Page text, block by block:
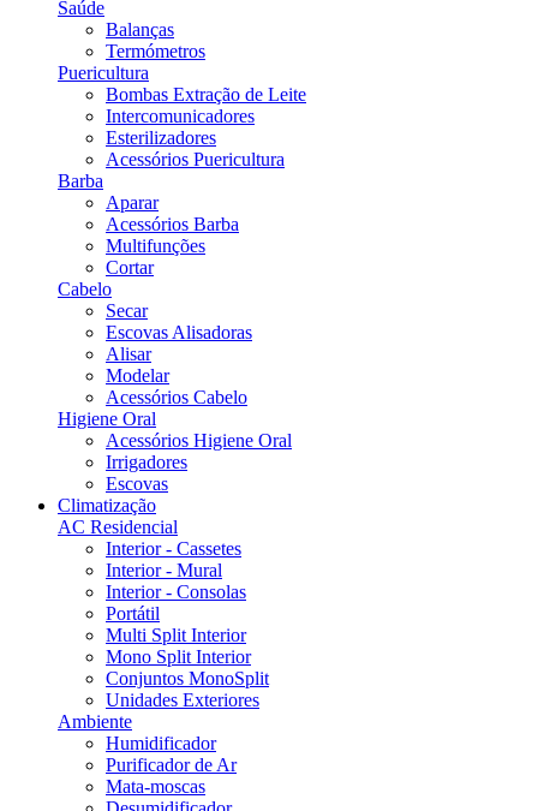
Saúde
Balanças
Termómetros
Puericultura
Bombas Extração de Leite
Intercomunicadores
Esterilizadores
Acessórios Puericultura
Barba
Aparar
Acessórios Barba
Multifunções
Cortar
Cabelo
Secar
Escovas Alisadoras
Alisar
Modelar
Acessórios Cabelo
Higiene Oral
Acessórios Higiene Oral
Irrigadores
Escovas
Climatização
AC Residencial
Interior - Cassetes
Interior - Mural
Interior - Consolas
Portátil
Multi Split Interior
Mono Split Interior
Conjuntos MonoSplit
Unidades Exteriores
Ambiente
Humidificador
Purificador de Ar
Mata-moscas